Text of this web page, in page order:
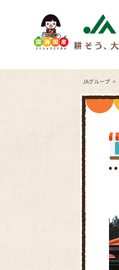
JAグループ